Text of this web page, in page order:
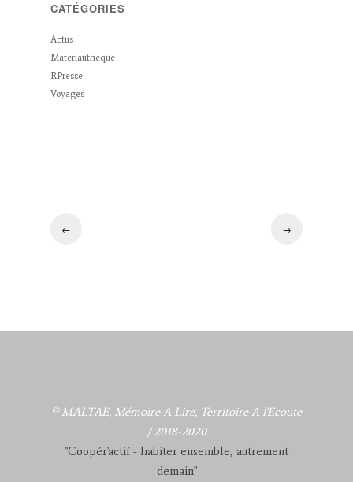
CATÉGORIES
Actus
Materiautheque
RPresse
Voyages
← →
© MALTAE, Mémoire A Lire, Territoire A l'Ecoute
/ 2018-2020
"Coopér'actif - habiter ensemble, autrement
demain"